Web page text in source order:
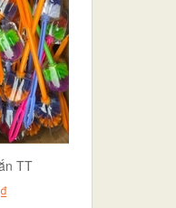
TT